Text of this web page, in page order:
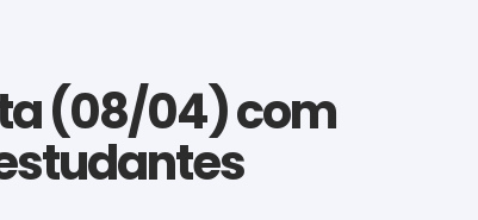
(08/04) com